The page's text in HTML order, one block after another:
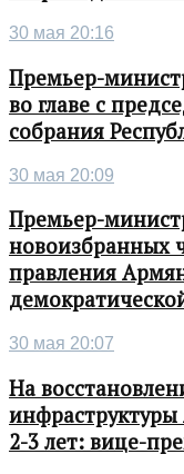
30 мая 20:16
Премьер-
во главе с
собрания
30 мая 20:09
Премьер-
новоизбранных
правления
30 мая 20:07
На
2-3 лет: вице-